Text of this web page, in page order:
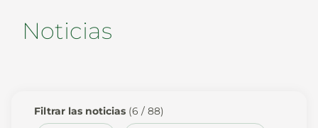
Noticias
Filtrar las noticias (6 / 88)